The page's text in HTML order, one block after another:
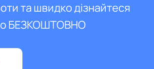
та швидко дізнайтеся
БЕЗКОШТОВНО